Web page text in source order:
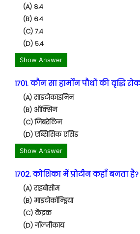
(A) 8.4
(B) 6.4
(C) 7.4
(D) 5.4
Show Answer
1701. कौन सा हार्मोन पौधों की वृद्धि
(A) साइटोकाइनिन
(B) ऑक्सिन
(C) जिबरेलिन
(D) एब्सिसिक एसिड
Show Answer
1702. कोशिका में प्रोटीन कहाँ बनता है?
(A) राइबोसोम
(B) माइटोकॉन्ड्रिया
(C) केंद्रक
(D) गॉल्जीकाय